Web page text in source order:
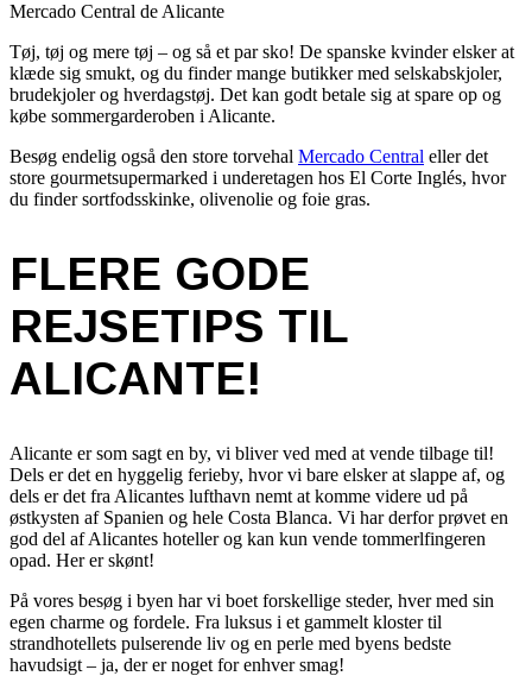
Mercado Central de Alicante
Tøj, tøj og mere tøj – og så et par sko! De spanske kvinder elsker at
klæde sig smukt, og du finder mange butikker med selskabskjoler,
brudekjoler og hverdagstøj. Det kan godt betale sig at spare op og
købe sommergarderoben i Alicante.
Besøg endelig også den store torvehal Mercado Central eller det
store gourmetsupermarked i underetagen hos El Corte Inglés, hvor
du finder sortfodsskinke, olivenolie og foie gras.
FLERE GODE
REJSETIPS TIL
ALICANTE!
Alicante er som sagt en by, vi bliver ved med at vende tilbage til!
Dels er det en hyggelig ferieby, hvor vi bare elsker at slappe af, og
dels er det fra Alicantes lufthavn nemt at komme videre ud på
østkysten af Spanien og hele Costa Blanca. Vi har derfor prøvet en
god del af Alicantes hoteller og kan kun vende tommerlfingeren
opad. Her er skønt!
På vores besøg i byen har vi boet forskellige steder, hver med sin
egen charme og fordele. Fra luksus i et gammelt kloster til
strandhotellets pulserende liv og en perle med byens bedste
havudsigt – ja, der er noget for enhver smag!